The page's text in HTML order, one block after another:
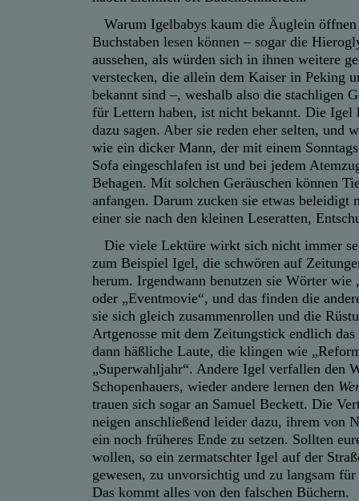
Warum Igelbabys kaum die Äuglein öffnen
Buchstaben lesen können – sogar die
aussehen, als würden sich in ihnen weitere
verstecken, die allein dem Kaiser in Peking
bekannt sind –, weshalb also die stachligen
für Lettern haben, ist nicht bekannt. Die Igel
dazu sagen. Aber sie reden eher selten, und
wie ein dicker Mann, der mit einem
Sofa eingeschlafen ist und bei jedem
Behagen. Mit solchen Geräuschen können
anfangen. Darum zucken sie etwas beleidigt
einer sie nach den kleinen Leseratten,
Die viele Lektüre wirkt sich nicht immer
zum Beispiel Igel, die schwören auf
herum. Irgendwann benutzen sie Wörter wie
oder „Eventmovie“, und das finden die
sie sich gleich zusammenrollen und die
Artgenosse mit dem Zeitungstick endlich
dann häßliche Laute, die klingen wie
„Superwahljahr“. Andere Igel verfallen den
Schopenhauers, wieder andere lernen den
trauen sich sogar an Samuel Beckett. Die
neigen anschließend leider dazu, ihrem von
ein noch früheres Ende zu setzen. Sollten
wollen, so ein zermatschter Igel auf der
gewesen, zu unvorsichtig und zu langsam
Das kommt alles von den falschen Büchern.